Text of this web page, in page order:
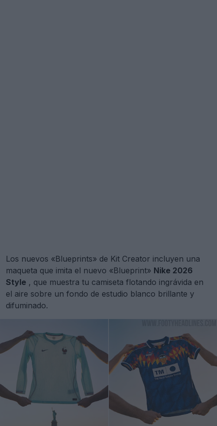
Los nuevos «Blueprints» de Kit Creator incluyen una
maqueta que imita el nuevo «Blueprint» Nike 2026
Style , que muestra tu camiseta flotando ingrávida en
el aire sobre un fondo de estudio blanco brillante y
difuminado.